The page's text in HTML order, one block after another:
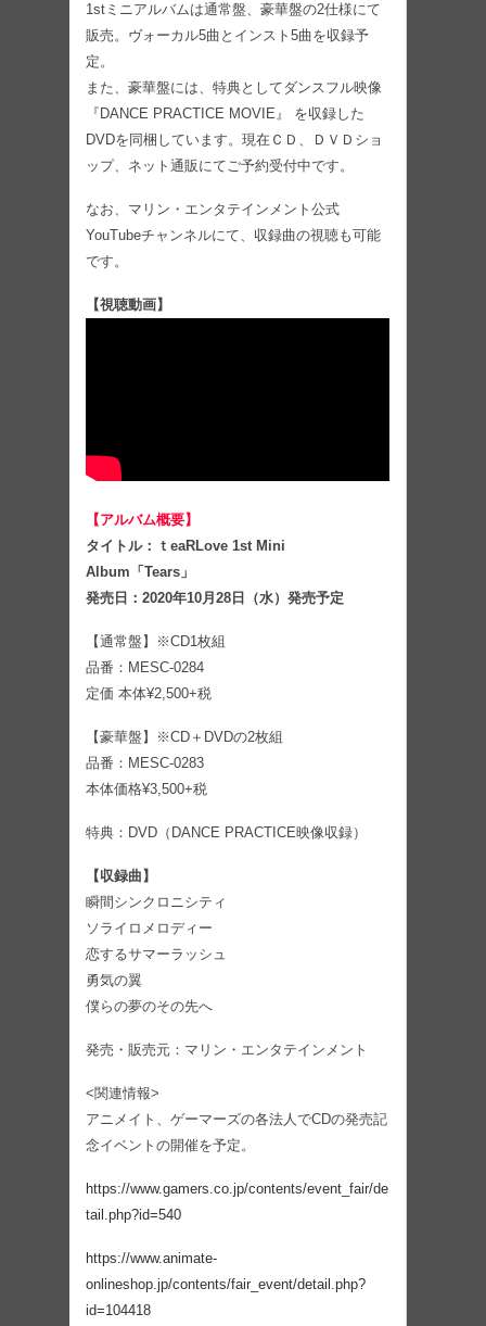
1stミニアルバムは通常盤、豪華盤の2仕様にて
販売。ヴォーカル5曲とインスト5曲を収録予
定。
また、豪華盤には、特典としてダンスフル映像
『DANCE PRACTICE MOVIE』 を収録した
DVDを同梱しています。現在ＣＤ、ＤＶＤショ
ップ、ネット通販にてご予約受付中です。
なお、マリン・エンタテインメント公式
YouTubeチャンネルにて、収録曲の視聴も可能
です。
【視聴動画】
【アルバム概要】
タイトル：ｔeaRLove 1st Mini
Album「Tears」
発売日：2020年10月28日（水）発売予定
【通常盤】※CD1枚組
品番：MESC-0284
定価 本体¥2,500+税
【豪華盤】※CD＋DVDの2枚組
品番：MESC-0283
本体価格¥3,500+税
特典：DVD（DANCE PRACTICE映像収録）
【収録曲】
瞬間シンクロニシティ
ソライロメロディー
恋するサマーラッシュ
勇気の翼
僕らの夢のその先へ
発売・販売元：マリン・エンタテインメント
<関連情報>
アニメイト、ゲーマーズの各法人でCDの発売記
念イベントの開催を予定。
https://www.gamers.co.jp/contents/event_fair/de
tail.php?id=540
https://www.animate-
onlineshop.jp/contents/fair_event/detail.php?
id=104418